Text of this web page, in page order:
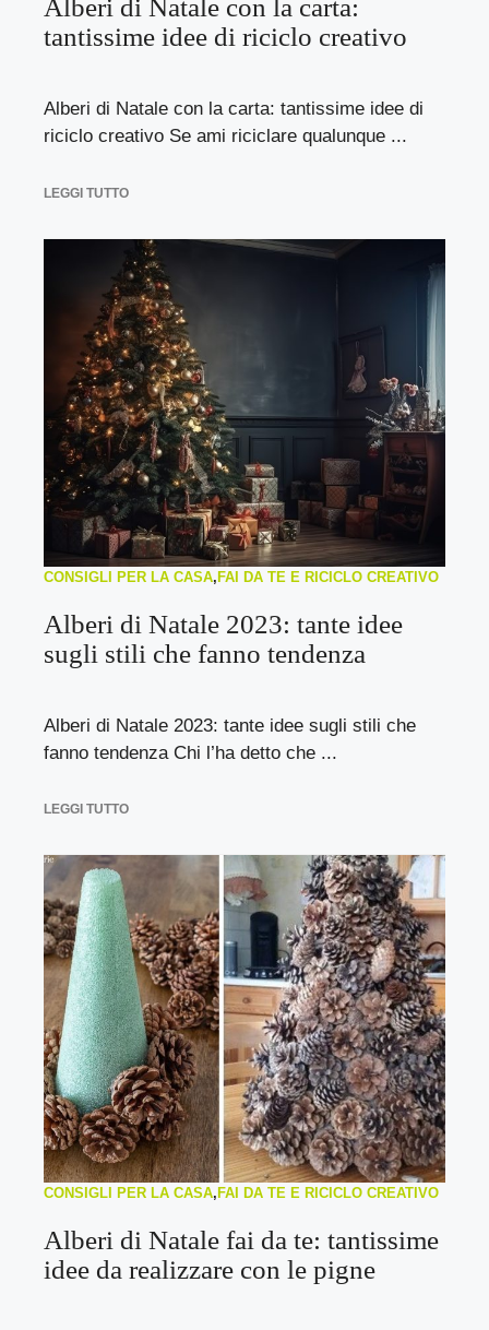
Alberi di Natale con la carta:
tantissime idee di riciclo creativo
Alberi di Natale con la carta: tantissime idee di
riciclo creativo Se ami riciclare qualunque ...
LEGGI TUTTO
CONSIGLI PER LA CASA,FAI DA TE E RICICLO CREATIVO
Alberi di Natale 2023: tante idee
sugli stili che fanno tendenza
Alberi di Natale 2023: tante idee sugli stili che
fanno tendenza Chi l’ha detto che ...
LEGGI TUTTO
CONSIGLI PER LA CASA, FAI DA TE E RICICLO CREATIVO
Alberi di Natale fai da te: tantissime
idee da realizzare con le pigne